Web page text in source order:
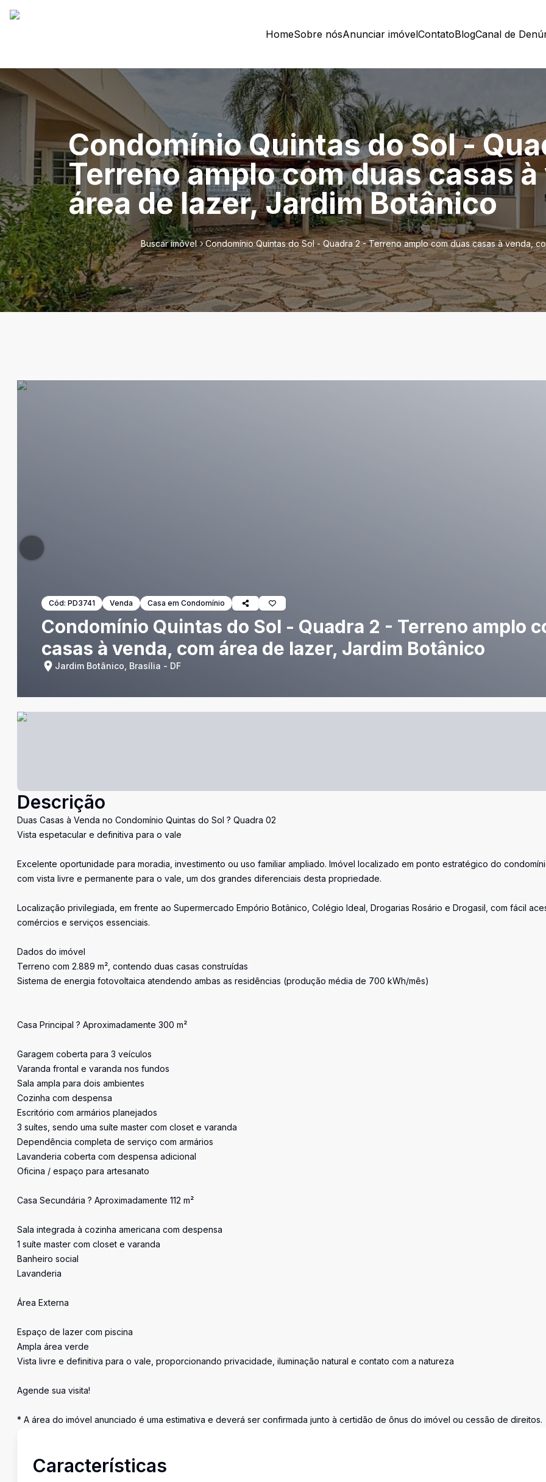
HomeSobre nósAnunciar imóvelContatoBlogCanal de
Condomínio Quintas do Sol -
Terreno amplo com duas casas
área de lazer, Jardim Botânico
Buscar imóvel Condomínio Quintas do Sol - Quadra 2 - Terreno amplo com duas casas à venda,
Cód: PD3741 Venda Casa em Condomínio
Condomínio Quintas do Sol - Quadra 2 - Terreno amplo
casas à venda, com área de lazer, Jardim Botânico
Jardim Botânico, Brasília - DF
Descrição
Duas Casas à Venda no Condomínio Quintas do Sol ? Quadra 02
Vista espetacular e definitiva para o vale
Excelente oportunidade para moradia, investimento ou uso familiar ampliado. Imóvel localizado em ponto estratégico do
com vista livre e permanente para o vale, um dos grandes diferenciais desta propriedade.
Localização privilegiada, em frente ao Supermercado Empório Botânico, Colégio Ideal, Drogarias Rosário e Drogasil, com fácil
comércios e serviços essenciais.
Dados do imóvel
Terreno com 2.889 m², contendo duas casas construídas
Sistema de energia fotovoltaica atendendo ambas as residências (produção média de 700 kWh/mês)
Casa Principal ? Aproximadamente 300 m²
Garagem coberta para 3 veículos
Varanda frontal e varanda nos fundos
Sala ampla para dois ambientes
Cozinha com despensa
Escritório com armários planejados
3 suítes, sendo uma suíte master com closet e varanda
Dependência completa de serviço com armários
Lavanderia coberta com despensa adicional
Oficina / espaço para artesanato
Casa Secundária ? Aproximadamente 112 m²
Sala integrada à cozinha americana com despensa
1 suíte master com closet e varanda
Banheiro social
Lavanderia
Área Externa
Espaço de lazer com piscina
Ampla área verde
Vista livre e definitiva para o vale, proporcionando privacidade, iluminação natural e contato com a natureza
Agende sua visita!
* A área do imóvel anunciado é uma estimativa e deverá ser confirmada junto à certidão de ônus do imóvel ou cessão de direitos.
Características